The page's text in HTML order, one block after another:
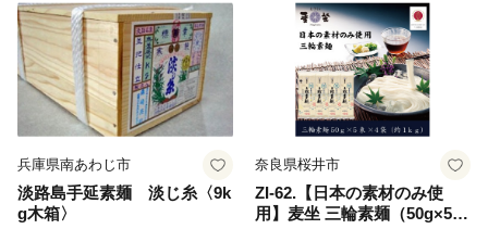
兵庫県南あわじ市
淡路島手延素麺 淡じ糸〈9k
g木箱〉
奈良県桜井市
ZI-62.【日本の素材のみ使
用】麦坐 三輪素麺（50g×5束